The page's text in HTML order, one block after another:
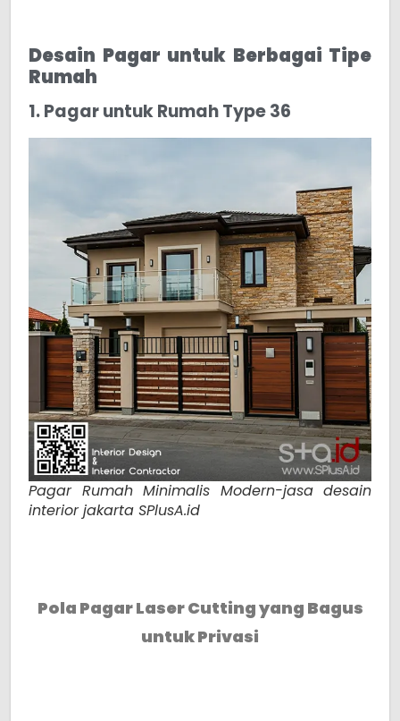
Desain Pagar untuk Berbagai Tipe
Rumah
1. Pagar untuk Rumah Type 36
Pagar Rumah Minimalis Modern-jasa desain
interior jakarta SPlusA.id
Pola Pagar Laser Cutting yang Bagus
untuk Privasi